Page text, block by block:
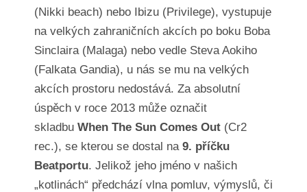
(Nikki beach) nebo Ibizu (Privilege), vystupuje
na velkých zahraničních akcích po boku Boba
Sinclaira (Malaga) nebo vedle Steva Aokiho
(Falkata Gandia), u nás se mu na velkých
akcích prostoru nedostává. Za absolutní
úspěch v roce 2013 může označit
skladbu When The Sun Comes Out (Cr2
rec.), se kterou se dostal na 9. příčku
Beatportu. Jelikož jeho jméno v našich
„kotlinách“ předchází vlna pomluv, výmyslů, či